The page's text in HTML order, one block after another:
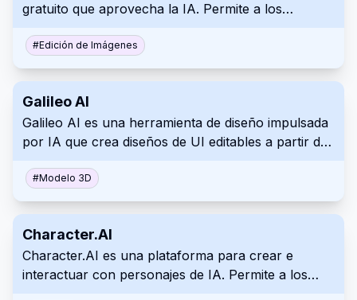
gratuito que aprovecha la IA. Permite a los
imperfecciones no deseadas de las imágenes.
Mejora la calidad de la imagen sin esfuerzo con
#Edición de Imágenes
Galileo AI
Galileo AI es una herramienta de diseño impulsada
por IA que crea diseños de UI editables a partir de
completas rápidamente, lo que ahorra a los
diseñadores una cantidad de tiempo considerable.
las decisiones de diseño de alto impacto en lugar
del trabajo manual.
#Modelo 3D
Character.AI
Character.AI es una plataforma para crear e
interactuar con personajes de IA. Permite a los